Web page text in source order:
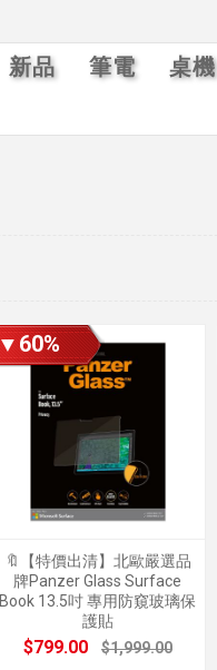
新品 筆電 桌機
▼60%
🔖【特價出清】北歐嚴選品
牌Panzer Glass Surface
Book 13.5吋 專用防窺玻璃保
護貼
$799.00 $1,999.00